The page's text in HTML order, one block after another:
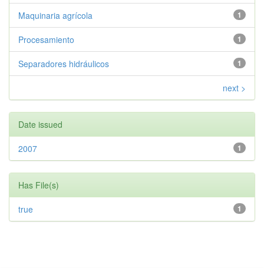
1
Maquinaria agrícola
1
Procesamiento
1
Separadores hidráulicos
next >
Date issued
1
2007
Has File(s)
1
true